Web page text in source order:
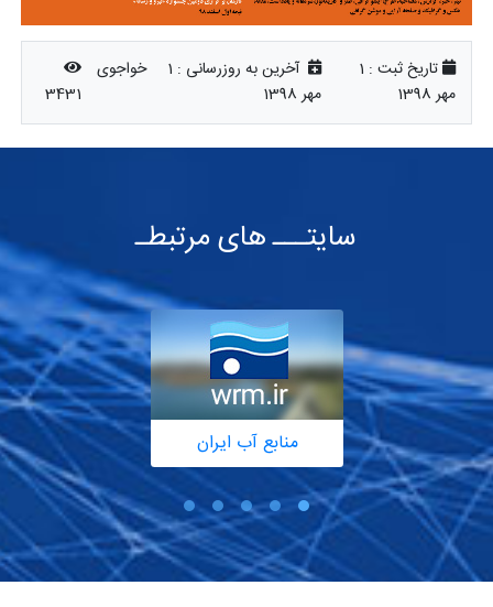
تاریخ ثبت : 1
مهر 1398
آخرین به روزرسانی : 1
مهر 1398
خواجوی
3431
سایتـــ های مرتبطـ
منابع آب ایران